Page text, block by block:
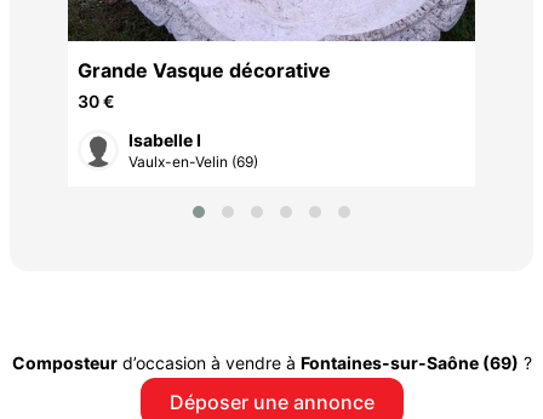
Grande Vasque décorative
30 €
Isabelle I
Vaulx-en-Velin (69)
Composteurd’occasion à vendre à Fontaines-sur-Saône (69) ?
Déposer une annonce